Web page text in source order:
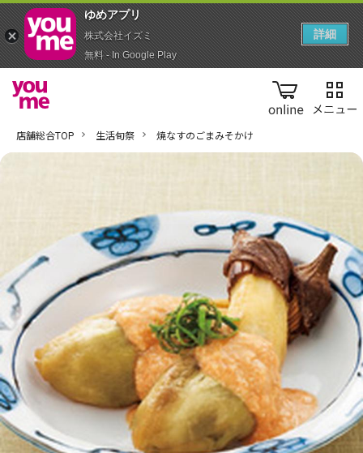
online
店舗総合TOP 生活旬祭 焼なすのごまみそかけ
ゆめアプ‪リ‬
株式会社イズミ
無料 - In Google Play
詳細